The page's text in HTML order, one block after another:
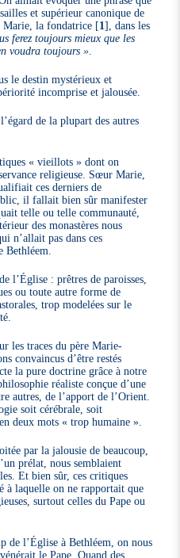
et supérieur canonique de
Marie, la fondatrice [1] , dans les
ferez toujours mieux que les
voudra toujours »
le destin mystérieux et
incomprise et jalousée.
de la plupart des autres
« vieillots » dont on
religieuse. Sœur Marie,
ces derniers de
il fallait bien sûr manifester
telle ou telle communauté,
des monastères nous
n’allait pas dans ces
Bethléem.
l’Église : prêtres de paroisses,
ou toute autre forme de
trop modelées sur le
les traces du père Marie-
convaincus d’être restés
la pure doctrine grâce à notre
réaliste conçue d’une
autres, de l’apport de l’Orient.
soit cérébrale, soit
deux mots « trop humaine ».
par la jalousie de beaucoup,
prélat, nous semblaient
Et bien sûr, ces critiques
à laquelle on ne rapportait que
surtout celles du Pape ou
de l’Église à Bethléem, on nous
le Pape. Quand des